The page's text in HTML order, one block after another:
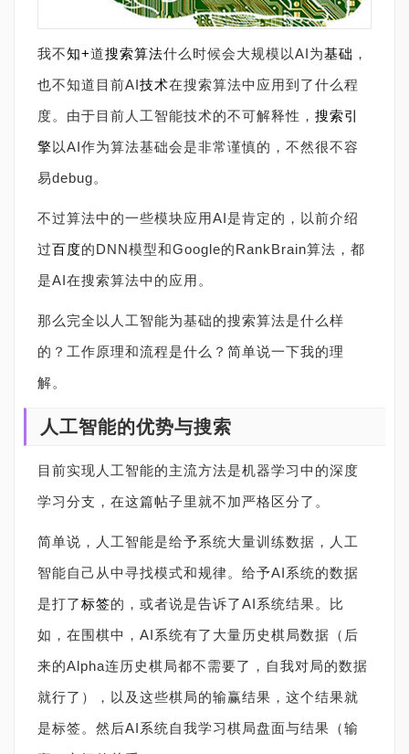
我不知+道搜索算法什么时候会大规模以AI为基础 ，
也不知道目前AI技术在搜索算法中应用到了什么程
度。由于目前人工智能技术的不可解释性， 搜索引
擎 以AI作为算法基础会是非常谨慎的，不然很不容
易debug。
不过算法中的一些模块应用AI是肯定的，以前介绍
过百度的DNN模型和Google的RankBrain算法，都
是AI在搜索算法中的应用。
那么完全以人工智能为基础的搜索算法是什么样
的？工作原理和流程是什么？简单说一下我的理
解。
人工智能的优势与搜索
目前实现人工智能的主流方法是机器学习中的深度
学习分支，在这篇帖子里就不加严格区分了。
简单说，人工智能是给予系统大量训练数据，人工
智能自己从中寻找模式和规律。给予AI系统的数据
是打了标签的，或者说是告诉了AI系统结果。比
如，在围棋中，AI系统有了大量历史棋局数据（后
来的Alpha连历史棋局都不需要了，自我对局的数据
就行了），以及这些棋局的输赢结果，这个结果就
是标签。然后AI系统自我学习棋局盘面与结果（输